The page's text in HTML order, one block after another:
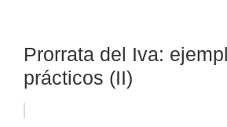
Prorrata del Iva:
prácticos (II)